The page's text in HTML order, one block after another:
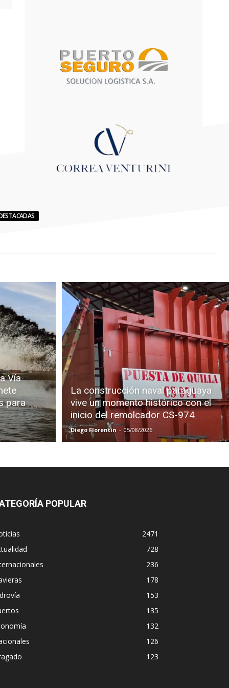
Vía
para
La construcción naval paraguaya
vive un momento histórico con el
inicio del remolcador CS-974
Diego Florentin - 05/08/2026
POPULAR
2471
728
236
178
153
135
132
126
123